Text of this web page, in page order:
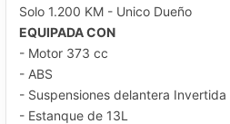
Solo 1.200 KM - Unico Dueño
EQUIPADA CON
- Motor 373 cc
- ABS
- Suspensiones delantera Invertida
- Estanque de 13L